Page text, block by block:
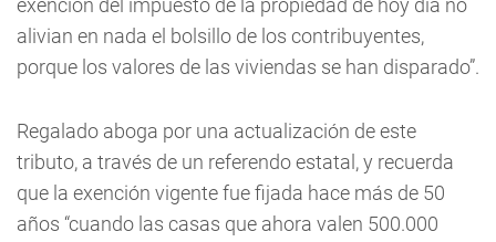
exención del impuesto de la propiedad de hoy día no
alivian en nada el bolsillo de los contribuyentes,
porque los valores de las viviendas se han disparado”.
Regalado aboga por una actualización de este
tributo, a través de un referendo estatal, y recuerda
que la exención vigente fue fijada hace más de 50
años “cuando las casas que ahora valen 500.000